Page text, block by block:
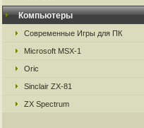
Компьютеры
Современные Игры для ПК
Microsoft MSX-1
Oric
Sinclair ZX-81
ZX Spectrum